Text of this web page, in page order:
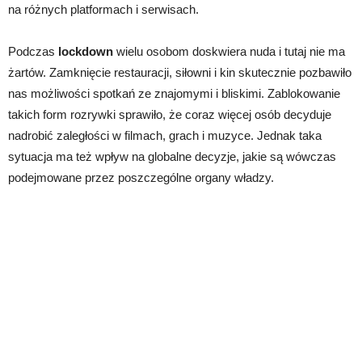
na różnych platformach i serwisach.
Podczas lockdown wielu osobom doskwiera nuda i tutaj nie ma
żartów. Zamknięcie restauracji, siłowni i kin skutecznie pozbawiło
nas możliwości spotkań ze znajomymi i bliskimi. Zablokowanie
takich form rozrywki sprawiło, że coraz więcej osób decyduje
nadrobić zaległości w filmach, grach i muzyce. Jednak taka
sytuacja ma też wpływ na globalne decyzje, jakie są wówczas
podejmowane przez poszczególne organy władzy.